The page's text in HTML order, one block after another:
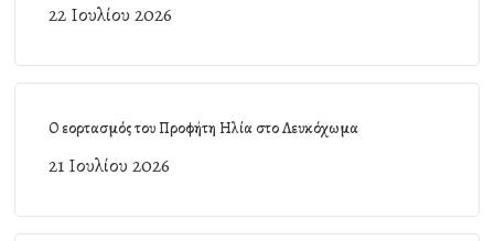
22 Ιουλίου 2026
Ο εορτασμός του Προφήτη Ηλία στο Λευκόχωμα
21 Ιουλίου 2026